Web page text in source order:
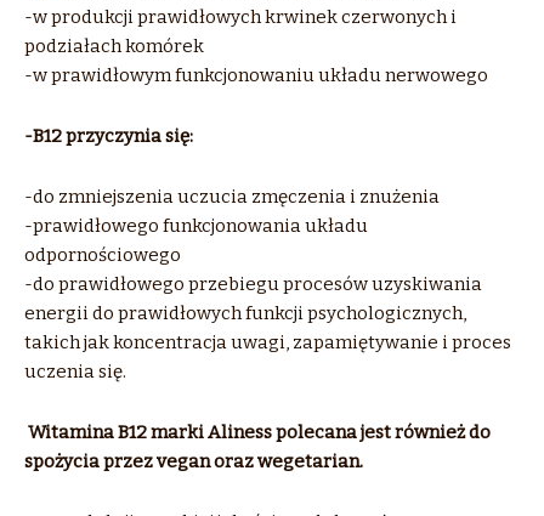
-w produkcji prawidłowych krwinek czerwonych i
podziałach komórek
-w prawidłowym funkcjonowaniu układu nerwowego
-B12 przyczynia się:
-do zmniejszenia uczucia zmęczenia i znużenia
-prawidłowego funkcjonowania układu
odpornościowego
-do prawidłowego przebiegu procesów uzyskiwania
energii do prawidłowych funkcji psychologicznych,
takich jak koncentracja uwagi, zapamiętywanie i proces
uczenia się.
Witamina B12 marki Aliness polecana jest również do
spożycia przez vegan oraz wegetarian.